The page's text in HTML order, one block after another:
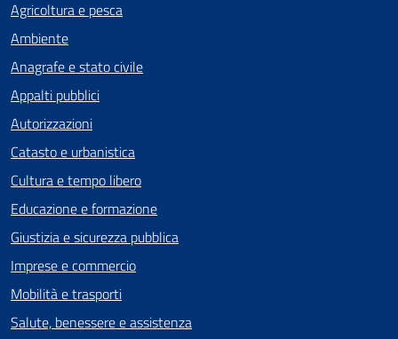
Agricoltura e pesca
Ambiente
Anagrafe e stato civile
Appalti pubblici
Autorizzazioni
Catasto e urbanistica
Cultura e tempo libero
Educazione e formazione
Giustizia e sicurezza pubblica
Imprese e commercio
Mobilità e trasporti
Salute, benessere e assistenza